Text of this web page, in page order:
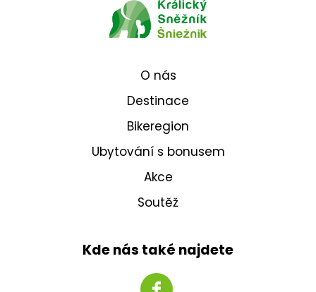
O nás
Destinace
Bikeregion
Ubytování s bonusem
Akce
Soutěž
Kde nás také najdete